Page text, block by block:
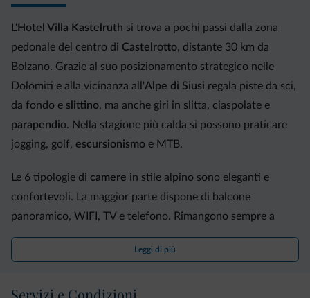
L' Hotel Villa Kastelruth si trova a pochi passi dalla zona
pedonale del centro di Castelrotto, distante 30 km da
Bolzano. Grazie al suo posizionamento strategico nelle
Dolomiti e alla vicinanza all'Alpe di Siusi regala piste da sci,
da fondo e slittino, ma anche giri in slitta, ciaspolate e
parapendio. Nella stagione più calda si possono praticare
jogging, golf, escursionismo e MTB.
Le 6 tipologie di camere in stile alpino sono eleganti e
confortevoli. La maggior parte dispone di balcone
panoramico, WIFI, TV e telefono. Rimangono sempre a
disposizione dei clienti accappatoi, teli e ciabatte per la
Il ristorante
, specializzato nella preparazione di piatti
Leggi di più
Servizi e Condizioni